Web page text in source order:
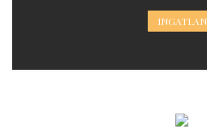
INGATLAN